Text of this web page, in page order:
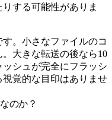
する可能性がありま
。小さなファイルのコ
大きな転送の後なら10
シュが完全にフラッシ
覚的な目印はありませ
のか？